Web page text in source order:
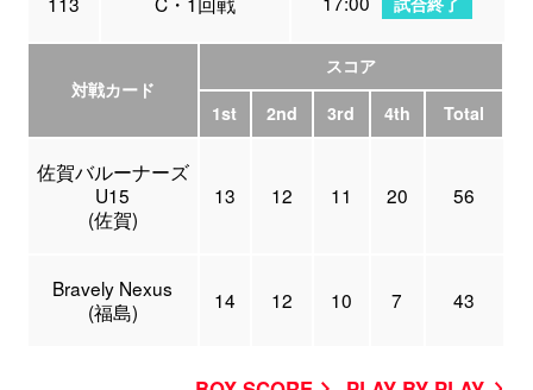
対戦カード
スコア
1st
2nd 3rd 4th Total
佐賀バルーナーズ
U15
(佐賀)
13 12 11 20 56
Bravely Nexus
(福島)
14 12 10 7 43